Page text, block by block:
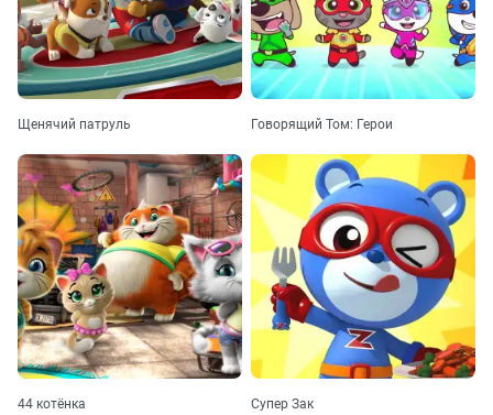
Щенячий патруль Говорящий Том: Герои
44 котёнка Супер Зак